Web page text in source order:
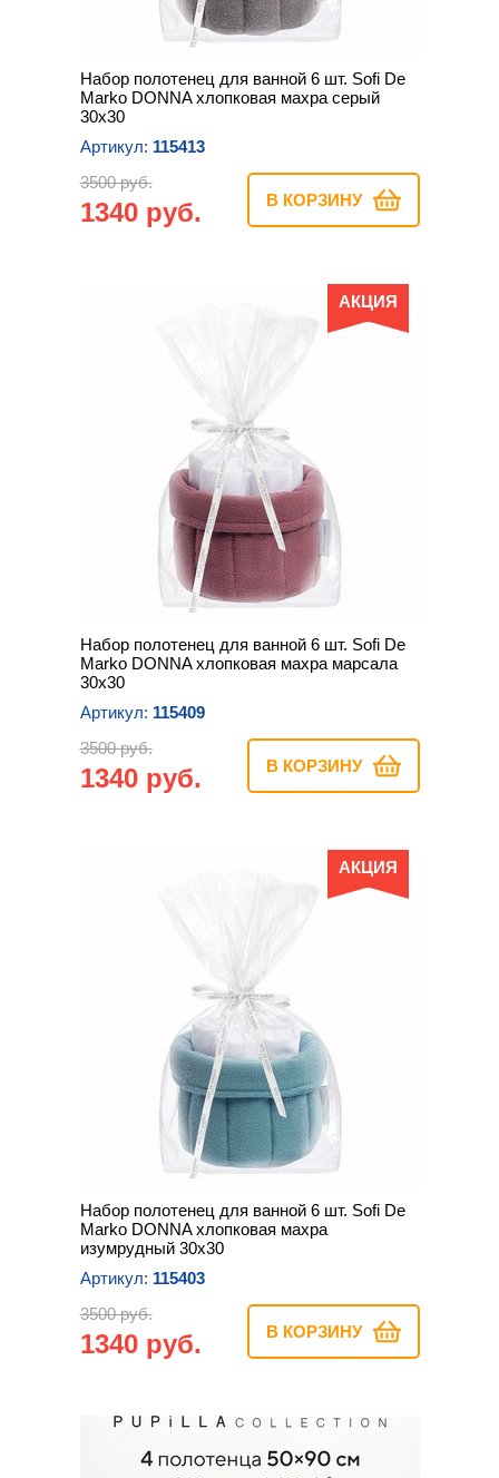
Набор полотенец для ванной 6 шт. Sofi De
Marko DONNA хлопковая махра серый
30х30
Артикул: 115413
3500 руб.
1340 руб. В КОРЗИНУ
АКЦИЯ
Набор полотенец для ванной 6 шт. Sofi De
Marko DONNA хлопковая махра марсала
30х30
Артикул: 115409
3500 руб.
1340 руб. В КОРЗИНУ
АКЦИЯ
Набор полотенец для ванной 6 шт. Sofi De
Marko DONNA хлопковая махра
изумрудный 30х30
Артикул: 115403
3500 руб.
1340 руб. В КОРЗИНУ